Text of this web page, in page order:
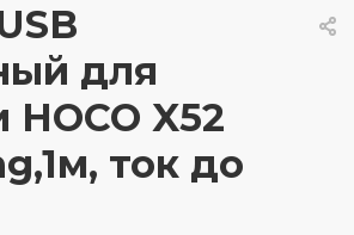
для
X52
ток до